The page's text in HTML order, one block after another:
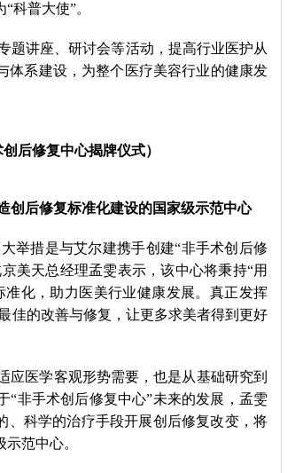
科普大使”。
题讲座、研讨会等活动，提高行业医护从
体系建设，为整个医疗美容行业的健康发
后修复中心揭牌仪式）
创后修复标准化建设的国家级示范中心
举措是与艾尔建携手创建“非手术创后修
美天总经理孟雯表示，该中心将秉持“用
化，助力医美行业健康发展。真正发挥
佳的改善与修复，让更多求美者得到更好
应医学客观形势需要，也是从基础研究到
“非手术创后修复中心”未来的发展，孟雯
、科学的治疗手段开展创后修复改变，将
范中心。